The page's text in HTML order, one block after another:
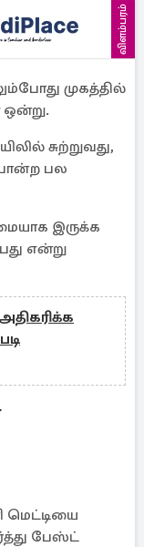
விளம்பரம்
முகத்தில்
ஒன்று.
சுற்றுவது,
பல
இருக்க
என்று
மெட்டியை
பேஸ்ட்